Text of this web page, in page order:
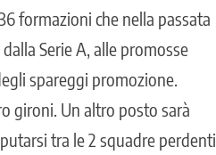
formazioni che nella passata
Serie A, alle promosse
spareggi promozione.
gironi. Un altro posto sarà
tra le 2 squadre perdenti